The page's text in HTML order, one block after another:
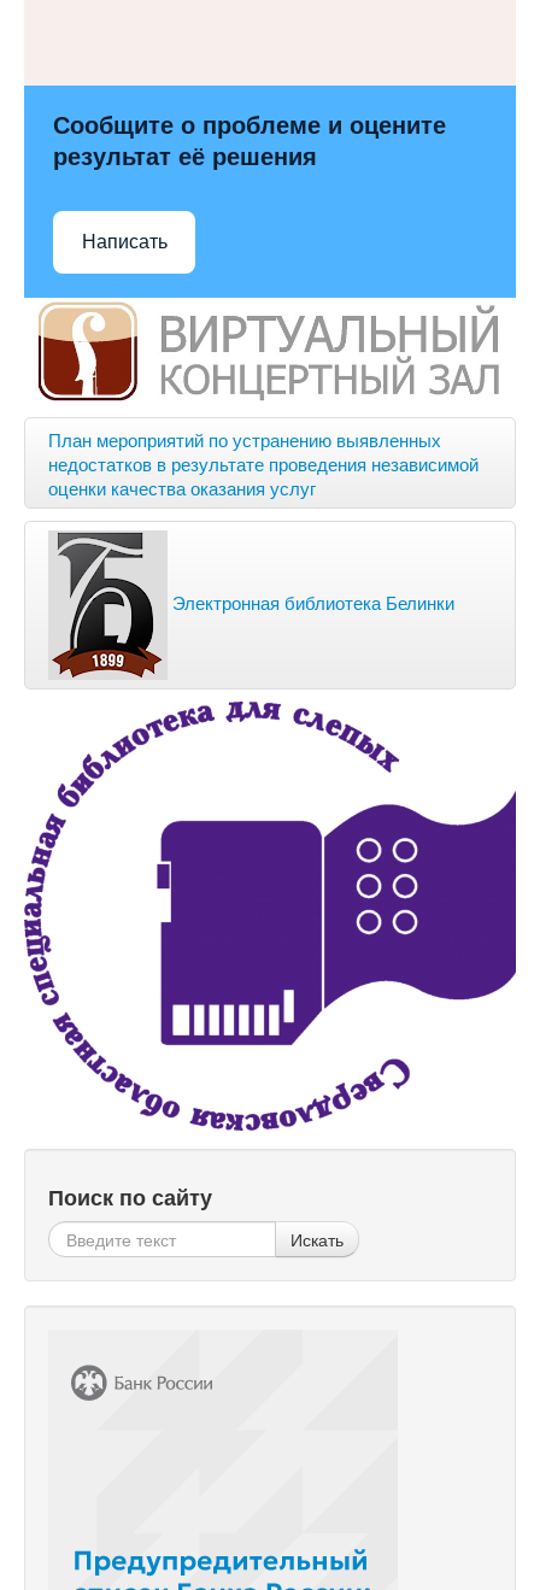
Сообщите о проблеме и оцените
результат её решения
Написать
План мероприятий по устранению выявленных
недостатков в результате проведения независимой
оценки качества оказания услуг
Электронная библиотека Белинки
Поиск по сайту
Искать